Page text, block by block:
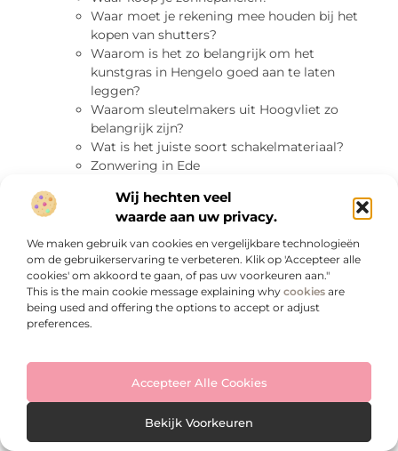
Wij hechten veel
waarde aan uw privacy.
We maken gebruik van cookies en vergelijkbare technologieën
om de gebruikerservaring te verbeteren. Klik op 'Accepteer alle
cookies' om akkoord te gaan, of pas uw voorkeuren aan."
This is the main cookie message explaining why cookies are
being used and offering the options to accept or adjust
preferences.
Accepteer Alle Cookies
Bekijk Voorkeuren
Waar moet je rekening mee houden bij het
kopen van shutters?
Waarom is het zo belangrijk om het
kunstgras in Hengelo goed aan te laten
leggen?
Waarom sleutelmakers uit Hoogvliet zo
belangrijk zijn?
Wat is het juiste soort schakelmateriaal?
Zonwering in Ede
Beste kerst cadeau-idee: geef een kussen
Bijzonderheden en waarom zonwering in
Veenendaal een Must-Have is
De juiste plafonniere kiezen
Een laminaatvloer kopen en van meerdere
voordelen profiteren
Kleine renovaties met grote impact
Raambekleding op maat laten maken
Verhuizen? Schakel een goedkoop
verhuisbedrijf in!